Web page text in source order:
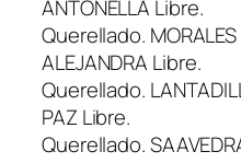
ANTONELLA Libre.
Querellado.
ALEJANDRA Libre.
Querellado.
PAZ Libre.
Querellado.